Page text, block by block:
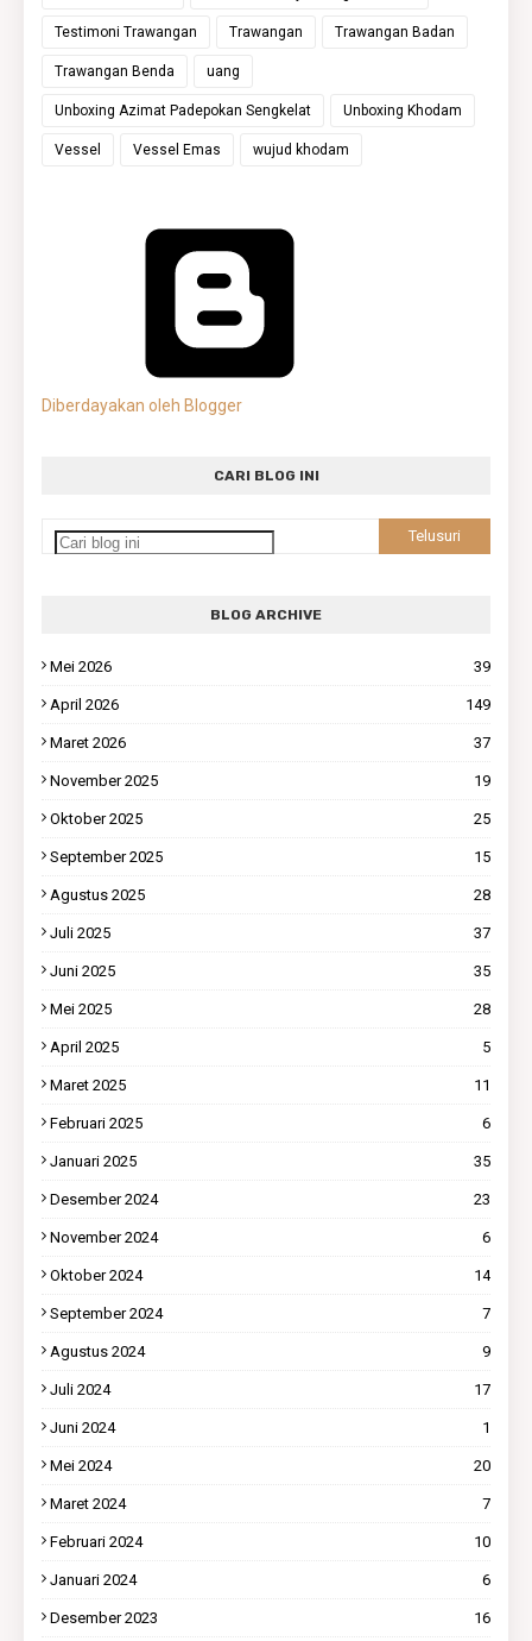
Testimoni Trawangan Trawangan Trawangan Badan
Trawangan Benda uang
Unboxing Azimat Padepokan Sengkelat Unboxing Khodam
Vessel Vessel Emas wujud khodam
Diberdayakan oleh Blogger
CARI BLOG INI
BLOG ARCHIVE
Mei 2026 39
April 2026 149
Maret 2026 37
November 2025 19
Oktober 2025 25
September 2025 15
Agustus 2025 28
Juli 2025 37
Juni 2025 35
Mei 2025 28
April 2025 5
Maret 2025 11
Februari 2025 6
Januari 2025 35
Desember 2024 23
November 2024 6
Oktober 2024 14
September 2024 7
Agustus 2024 9
Juli 2024 17
Juni 2024 1
Mei 2024 20
Maret 2024 7
Februari 2024 10
Januari 2024 6
Desember 2023 16